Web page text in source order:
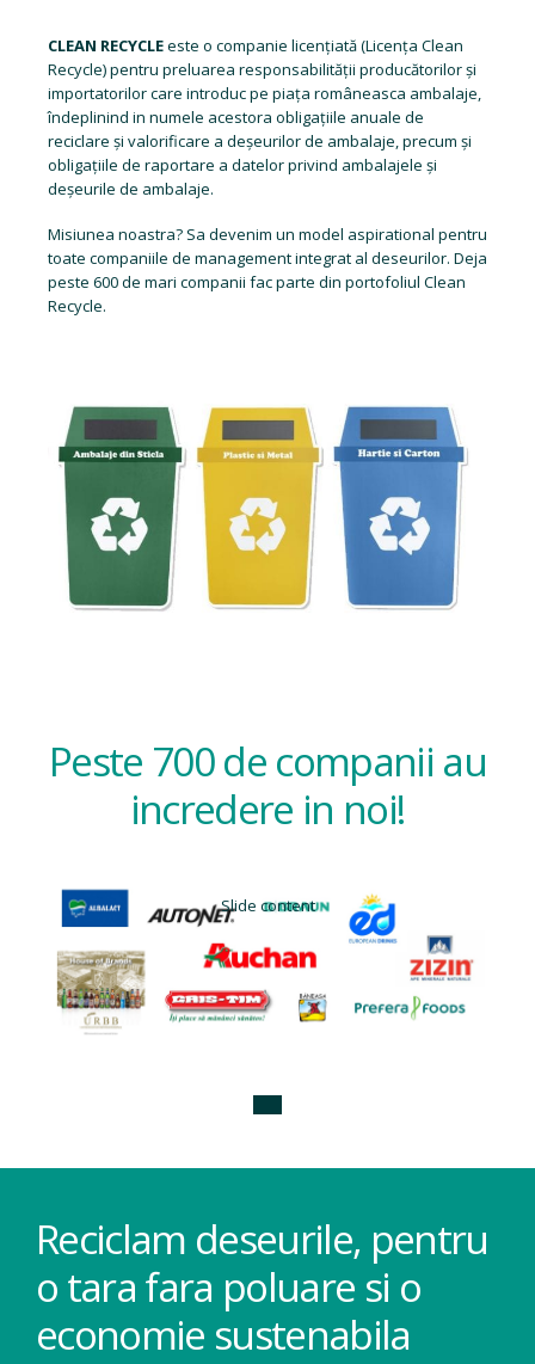
CLEAN RECYCLEeste o companie licențiată (Licența Clean
Recycle) pentru preluarea responsabilității producătorilor și
importatorilor care introduc pe piața româneasca ambalaje,
îndeplinind in numele acestora obligațiile anuale de
reciclare și valorificare a deșeurilor de ambalaje, precum și
obligațiile de raportare a datelor privind ambalajele și
deșeurile de ambalaje.
Misiunea noastra? Sa devenim un model aspirational pentru
toate companiile de management integrat al deseurilor. Deja
peste 600 de mari companii fac parte din portofoliul Clean
Recycle.
Peste 700 de companii au
incredere in noi!
Slide content
Reciclam deseurile, pentru
o tara fara poluare si o
economie sustenabila